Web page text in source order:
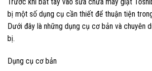
bị một số dụng cụ cần thiết để thuận tiện
Dưới đây là những dụng cụ cơ bản và chuyên
bị.
Dụng cụ cơ bản